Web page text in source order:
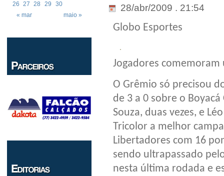
« mar maio »
26
27 28 29 30 28/abr/2009 . 21:54
Globo Esportes
Jogadores comemoram
O Grêmio só precisou
de 3 a 0 sobre o
Souza, duas vezes, e
Tricolor a melhor
Libertadores com 16
sendo ultrapassado
nesta última rodada e